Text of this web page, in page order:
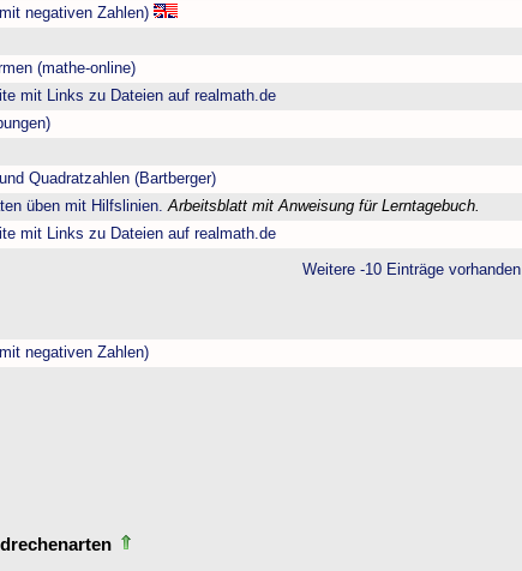
negativen Zahlen)
(mathe-online)
mit Links zu Dateien auf realmath.de
Quadratzahlen (Bartberger)
üben mit Hilfslinien. Arbeitsblatt mit Anweisung für Lerntagebuch.
mit Links zu Dateien auf realmath.de
Weitere -10 Einträge vorhanden
negativen Zahlen)